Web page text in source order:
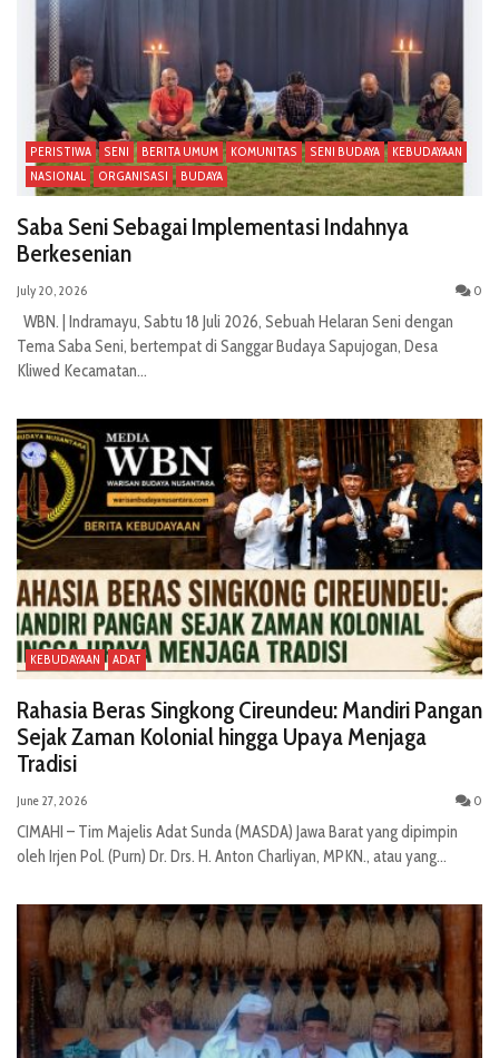
PERISTIWA SENI BERITA UMUM KOMUNITAS SENI BUDAYA
KEBUDAYAAN
NASIONAL
ORGANISASI BUDAYA
Saba Seni Sebagai Implementasi Indahnya
Berkesenian
July 20, 2026 0
WBN. | Indramayu, Sabtu 18 Juli 2026, Sebuah Helaran Seni dengan
Tema Saba Seni, bertempat di Sanggar Budaya Sapujogan, Desa
Kliwed Kecamatan...
KEBUDAYAAN ADAT
Rahasia Beras Singkong Cireundeu: Mandiri Pangan
Sejak Zaman Kolonial hingga Upaya Menjaga
Tradisi
June 27, 2026 0
CIMAHI – Tim Majelis Adat Sunda (MASDA) Jawa Barat yang dipimpin
oleh Irjen Pol. (Purn) Dr. Drs. H. Anton Charliyan, MPKN., atau yang...